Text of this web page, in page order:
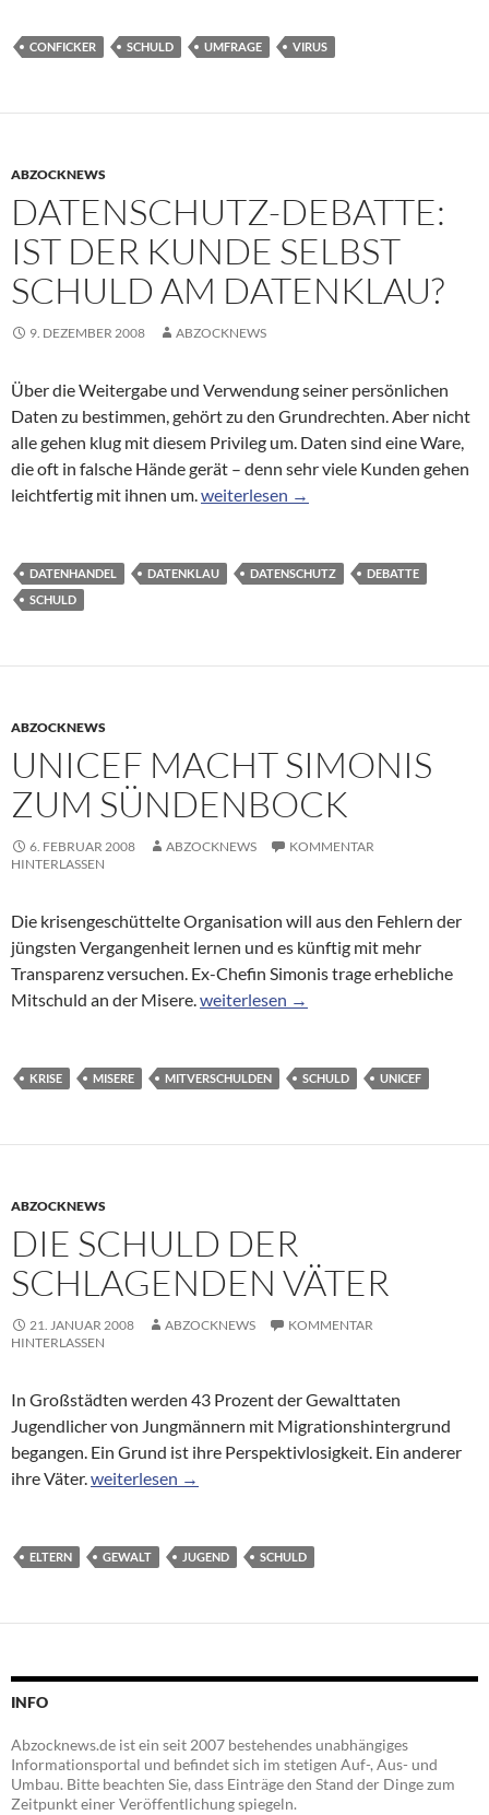
CONFICKER SCHULD UMFRAGE VIRUS
ABZOCKNEWS
DATENSCHUTZ-DEBATTE:
IST DER KUNDE SELBST
SCHULD AM DATENKLAU?
9. DEZEMBER 2008 ABZOCKNEWS
Über die Weitergabe und Verwendung seiner persönlichen
Daten zu bestimmen, gehört zu den Grundrechten. Aber nicht
alle gehen klug mit diesem Privileg um. Daten sind eine Ware,
die oft in falsche Hände gerät – denn sehr viele Kunden gehen
leichtfertig mit ihnen um.Datenschutz-Debatte: Ist der Kunde
weiterlesen →
DATENHANDEL DATENKLAU DATENSCHUTZ
DEBATTE
SCHULD
ABZOCKNEWS
UNICEF MACHT SIMONIS
ZUM SÜNDENBOCK
6. FEBRUAR 2008 ABZOCKNEWS
KOMMENTAR
HINTERLASSEN
Die krisengeschüttelte Organisation will aus den Fehlern der
jüngsten Vergangenheit lernen und es künftig mit mehr
Transparenz versuchen. Ex-Chefin Simonis trage erhebliche
Mitschuld an der Misere.Unicef macht Simonis zum
weiterlesen →
KRISE MISERE MITVERSCHULDEN SCHULD UNICEF
ABZOCKNEWS
DIE SCHULD DER
SCHLAGENDEN VÄTER
21. JANUAR 2008 ABZOCKNEWS
KOMMENTAR
HINTERLASSEN
In Großstädten werden 43 Prozent der Gewalttaten
Jugendlicher von Jungmännern mit Migrationshintergrund
begangen. Ein Grund ist ihre Perspektivlosigkeit. Ein anderer
ihre Väter.Die Schuld der schlagenden Väter
weiterlesen →
ELTERN GEWALT JUGEND SCHULD
INFO
Abzocknews.de ist ein seit 2007 bestehendes unabhängiges
Informationsportal und befindet sich im stetigen Auf-, Aus- und
Umbau. Bitte beachten Sie, dass Einträge den Stand der Dinge zum
Zeitpunkt einer Veröffentlichung spiegeln.